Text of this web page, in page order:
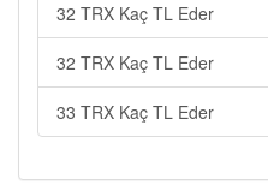
32 TRX Kaç TL Eder
32 TRX Kaç TL Eder
33 TRX Kaç TL Eder